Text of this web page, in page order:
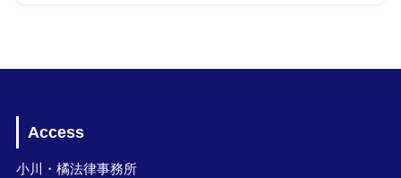
Access
小川・橘法律事務所